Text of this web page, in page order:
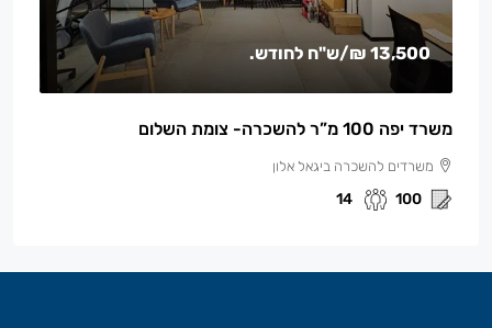
13,500 ₪ /ש"ח לחודש.
משרד יפה 100 מ”ר להשכרה- צומת השלום
משרדים להשכרה ביגאל אלון
100
14